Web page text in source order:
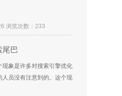
浏览次数：233
尾巴
现象是许多对搜索引擎优化
人员没有注意到的。这个现